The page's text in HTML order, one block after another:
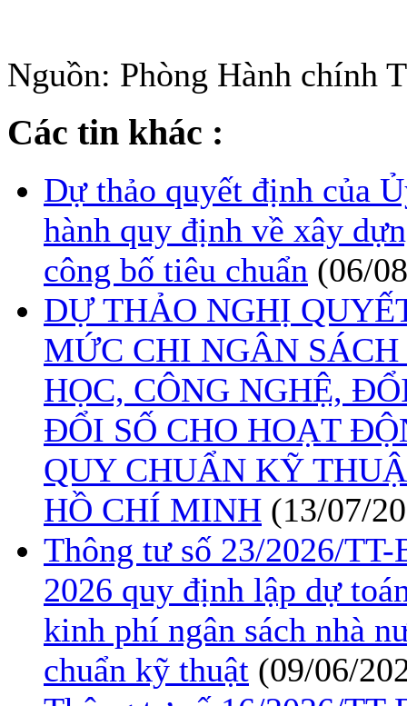
Nguồn: Phòng Hành chính
Các tin khác :
Dự thảo quyết định của
hành quy định về xây
công bố tiêu chuẩn (06/
DỰ THẢO NGHỊ
MỨC CHI NGÂN
HỌC, CÔNG NGHỆ,
ĐỔI SỐ CHO HOẠT
QUY CHUẨN KỸ
HỒ CHÍ MINH (13/07/
Thông tư số 23/2026/
2026 quy định lập dự
kinh phí ngân sách nhà
chuẩn kỹ thuật (09/06/